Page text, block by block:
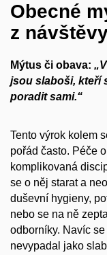
Obecné
z
Mýtus či obava:
jsou slaboši, kteří
poradit sami.“
Tento výrok kolem
pořád často. Péče
komplikovaná
se o něj starat a
duševní hygieny,
nebo se na ně
odborníky. Navíc
nevypadal jako